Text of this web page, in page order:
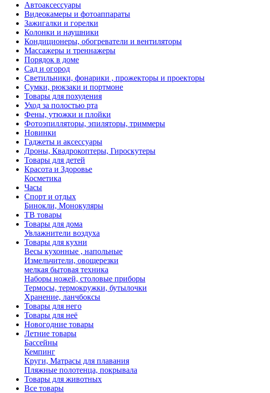
Автоаксессуары
Видеокамеры и фотоаппараты
Зажигалки и горелки
Колонки и наушники
Кондиционеры, обогреватели и вентиляторы
Массажеры и треннажеры
Порядок в доме
Сад и огород
Светильники, фонарики , прожекторы и проекторы
Сумки, рюкзаки и портмоне
Товары для похудения
Уход за полостью рта
Фены, утюжки и плойки
Фотоэпилляторы, эпиляторы, триммеры
Новинки
Гаджеты и аксессуары
Дроны, Квадрокоптеры, Гироскутеры
Товары для детей
Красота и Здоровье
Косметика
Часы
Спорт и отдых
Бинокли, Монокуляры
ТВ товары
Товары для дома
Увлажнители воздуха
Товары для кухни
Весы кухонные , напольные
Измельчители, овощерезки
мелкая бытовая техника
Наборы ножей, столовые приборы
Термосы, термокружки, бутылочки
Хранение, ланчбоксы
Товары для него
Товары для неё
Новогодние товары
Летние товары
Бассейны
Кемпинг
Круги, Матрасы для плавания
Пляжные полотенца, покрывала
Товары для животных
Все товары